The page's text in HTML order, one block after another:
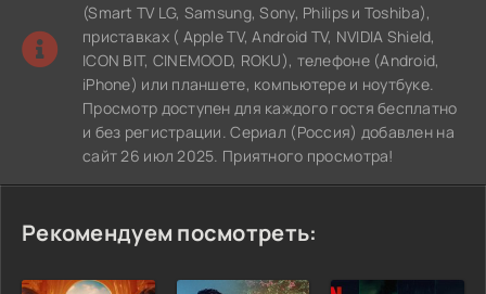
(Smart TV LG, Samsung, Sony, Philips и Toshiba),
приставках ( Apple TV, Android TV, NVIDIA Shield,
ICON BIT, CINEMOOD, ROKU), телефоне (Android,
iPhone) или планшете, компьютере и ноутбуке.
Просмотр доступен для каждого гостя бесплатно
и без регистрации. Сериал (Россия) добавлен на
сайт 26 июл 2025. Приятного просмотра!
Рекомендуем посмотреть: